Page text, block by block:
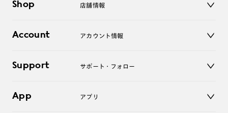
サングラス
コンタクトレンズ
アクセサリー
Shop 店舗情報
オンラインショップ
Account アカウント情報
ログアウト
Support サポート・フォロー
よくあるご質問
App アプリ